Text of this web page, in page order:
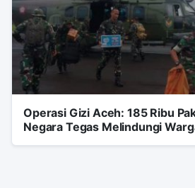
Operasi Gizi Aceh: 185 Ribu
Negara Tegas Melindungi